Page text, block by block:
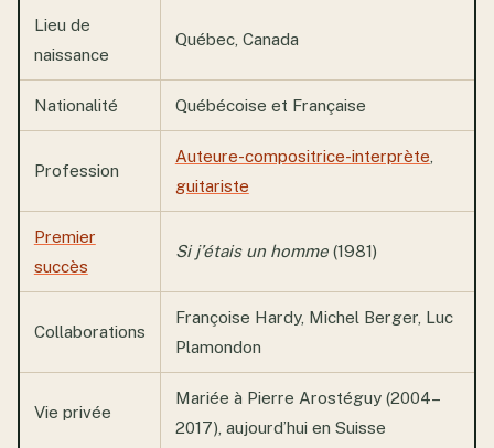
Lieu de
naissance
Québec, Canada
Nationalité Québécoise et Française
Profession
Auteure-compositrice-interprète
guitariste
Premier
succès
Si j’étais un homme(1981)
Collaborations
Françoise Hardy, Michel Berger, Luc
Plamondon
Vie privée
Mariée à Pierre Arostéguy (2004–
2017), aujourd’hui en Suisse